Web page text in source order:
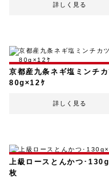
詳しく見る
京都産九条ネギ塩ミンチ
80g×12ｹ
詳しく見る
上級ロースとんかつ･
枚